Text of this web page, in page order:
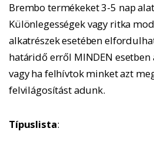
Brembo termékeket 3-5 nap
Különlegességek vagy ritka
alkatrészek esetében
határidő erről MINDEN esetben
vagy ha felhívtok minket azt
felvilágosítást adunk.
Típuslista: